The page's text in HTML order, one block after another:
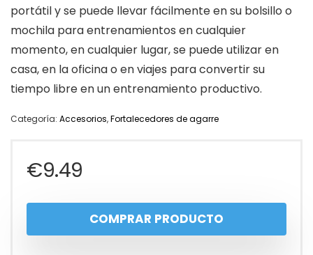
portátil y se puede llevar fácilmente en su bolsillo o
mochila para entrenamientos en cualquier
momento, en cualquier lugar, se puede utilizar en
casa, en la oficina o en viajes para convertir su
tiempo libre en un entrenamiento productivo.
Categoría: Accesorios,Fortalecedores de agarre
€9.49
COMPRAR PRODUCTO